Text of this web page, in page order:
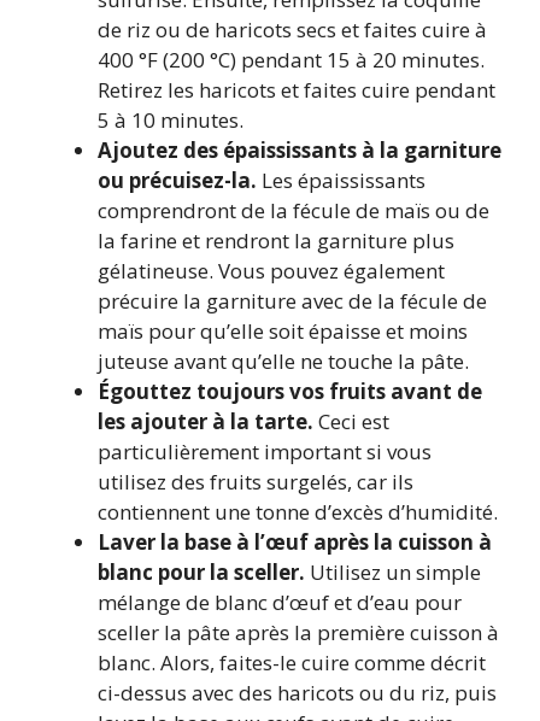
de riz ou de haricots secs et faites cuire à
400 °F (200 °C) pendant 15 à 20 minutes.
Retirez les haricots et faites cuire pendant
5 à 10 minutes.
Ajoutez des épaississants à la garniture
ou précuisez-la. Les épaississants
comprendront de la fécule de maïs ou de
la farine et rendront la garniture plus
gélatineuse. Vous pouvez également
précuire la garniture avec de la fécule de
maïs pour qu’elle soit épaisse et moins
juteuse avant qu’elle ne touche la pâte.
Égouttez toujours vos fruits avant de
les ajouter à la tarte. Ceci est
particulièrement important si vous
utilisez des fruits surgelés, car ils
contiennent une tonne d’excès d’humidité.
Laver la base à l’œuf après la cuisson à
blanc pour la sceller. Utilisez un simple
mélange de blanc d’œuf et d’eau pour
sceller la pâte après la première cuisson à
blanc. Alors, faites-le cuire comme décrit
ci-dessus avec des haricots ou du riz, puis